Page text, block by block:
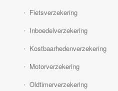
Fietsverzekering
Inboedelverzekering
Kostbaarhedenverzekering
Motorverzekering
Oldtimerverzekering